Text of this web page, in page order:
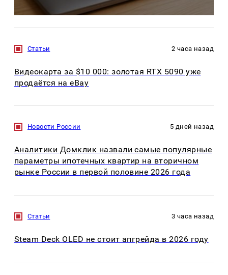
Статьи 2 часа назад
Видеокарта за $10 000: золотая RTX 5090 уже
продаётся на eBay
Новости России 5 дней назад
Аналитики Домклик назвали самые популярные
параметры ипотечных квартир на вторичном
рынке России в первой половине 2026 года
Статьи 3 часа назад
Steam Deck OLED не стоит апгрейда в 2026 году